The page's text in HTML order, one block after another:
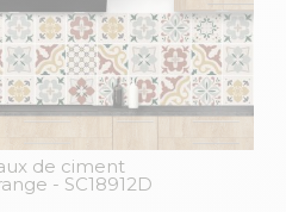
de ciment
- SC18912D